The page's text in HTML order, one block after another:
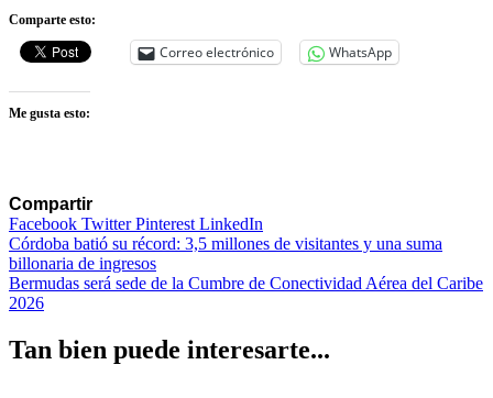
Comparte esto:
Correo electrónico WhatsApp
Me gusta esto:
Compartir
Facebook TwitterPinterest LinkedIn
Navegación
de
entradas
Córdoba batió su récord: 3,5 millones de visitantes y una suma
billonaria de ingresos
Bermudas será sede de la Cumbre de Conectividad Aérea del Caribe
2026
Tan bien puede interesarte...